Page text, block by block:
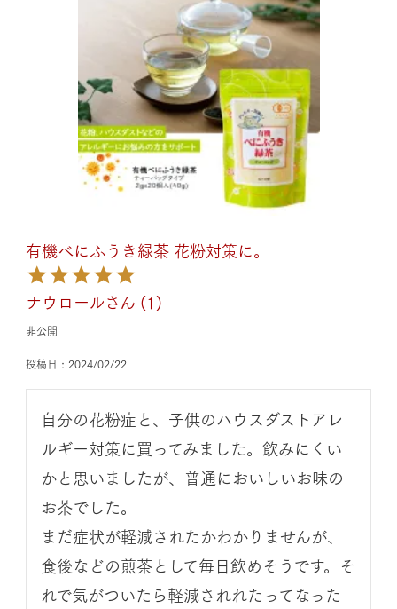
有機べにふうき緑茶 花粉対策に。
ナウロール
1
非公開
投稿日
2024/02/22
自分の花粉症と、子供のハウスダストアレ
ルギー対策に買ってみました。飲みにくい
かと思いましたが、普通においしいお味の
お茶でした。
まだ症状が軽減されたかわかりませんが、
食後などの煎茶として毎日飲めそうです。そ
れで気がついたら軽減されれたってなった